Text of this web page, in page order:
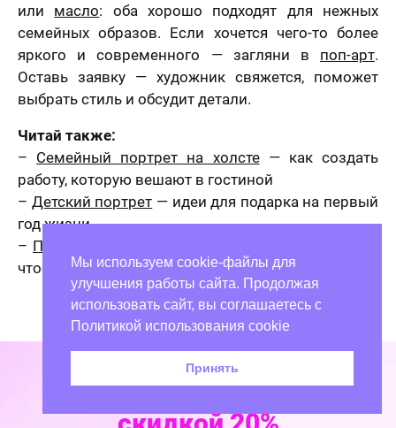
8 800 707 17 48
или масло: оба хорошо подходят для нежных
семейных образов. Если хочется чего-то более
яркого и современного — загляни в поп-арт.
Оставь заявку — художник свяжется, поможет
выбрать стиль и обсудит детали.
Читай также:
– Семейный портрет на холсте— как создать
работу, которую вешают в гостиной
– Детский портрет — идеи для подарка на первый
год жизни
– Подарочная упаковка
чтобы запомнили
Закажите портретсо
Мы используем cookie-файлы для
улучшения работы сайта. Продолжая
использовать сайт, вы соглашаетесь с
Политикой использования cookie
Принять